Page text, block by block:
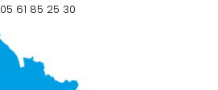
05 61 85 25 30